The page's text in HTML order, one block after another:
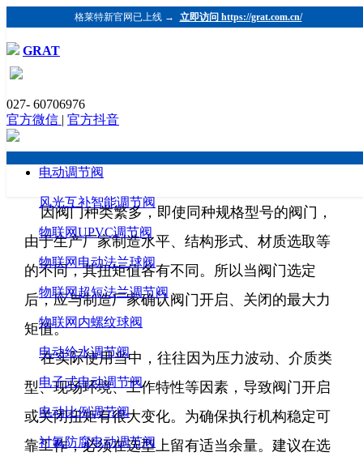
格莱特新官网已上线 → 立即访问 https://grat.com.cn/
GRAT
027- 60706976
官方微信 | 官方抖音
电动调节阀
风光互补智能调节阀
物联网UPVC调节阀
物联网电动法兰球阀
物联网超短法兰调节阀
物联网内螺纹球阀
电动给水调节阀
电子式电动调节阀
电动比例调节阀
衬氟防腐电动调节阀
电动执行机构如何选择合适的扭矩？
发布时间：2018-07-09 浏览：4729 格莱特控制阀
（https://www.grat.com.cn/）
所谓扭矩控制就是用多大的力矩或扭矩把阀门
正常启闭，所以这个选择是非常重要的。
因阀门种类繁多，即使同种规格型号的阀门，
由于生产厂家制造水平、结构形式、材质选取等
的不同，其扭矩值各有不同。所以当阀门选定
后，应与制造厂家确认阀门开启、关闭的最大力
矩值。
在实际使用当中，往往因为压力波动、介质类
型、现场环境、工作特性等因素，导致阀门开启
或关闭扭矩有很大变化。为确保执行机构稳定可
靠工作，必须在选型上留有适当余量。建议在选